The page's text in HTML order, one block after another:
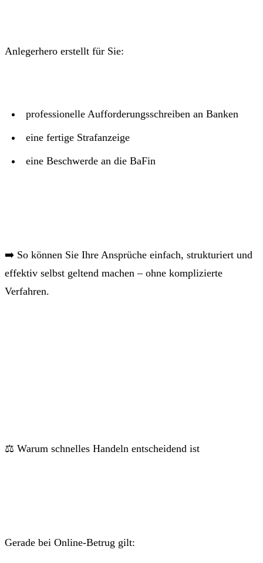
Anlegerhero erstellt für Sie:
professionelle Aufforderungsschreiben an Banken
eine fertige Strafanzeige
eine Beschwerde an die BaFin
➡️ So können Sie Ihre Ansprüche einfach, strukturiert und
effektiv selbst geltend machen – ohne komplizierte
Verfahren.
⚖️ Warum schnelles Handeln entscheidend ist
Gerade bei Online-Betrug gilt: